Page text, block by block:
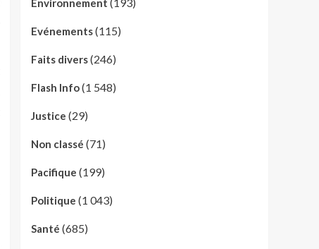
Environnement
Evénements(115)
Faits divers(246)
Flash Info(1 548)
Justice (29)
Non classé (71)
Pacifique (199)
Politique (1 043)
Santé (685)